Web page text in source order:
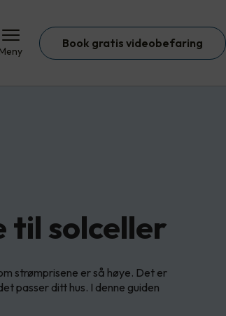
Meny
Book gratis videobefaring
til solceller
strømprisene er så høye. Det er
passer ditt hus. I denne guiden